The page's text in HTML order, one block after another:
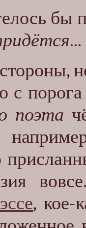
бы
...
с
поэта
вовсе.
, кое-